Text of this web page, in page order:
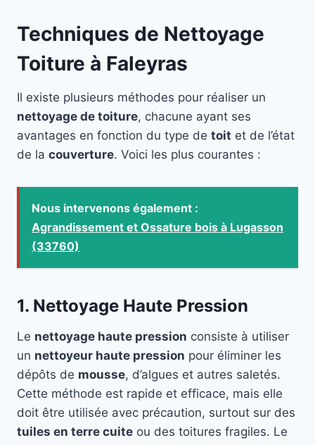
Techniques de Nettoyage
Toiture à Faleyras
Il existe plusieurs méthodes pour réaliser un
nettoyage de toiture, chacune ayant ses
avantages en fonction du type de toit et de l’état
de la couverture. Voici les plus courantes :
Nous intervenons également :
Agrandissement et Ossature bois à Lugasson
(33760)
1. Nettoyage Haute Pression
Le nettoyage haute pression consiste à utiliser
un nettoyeur haute pression pour éliminer les
dépôts de mousse, d’algues et autres saletés.
Cette méthode est rapide et efficace, mais elle
doit être utilisée avec précaution, surtout sur des
tuiles en terre cuite ou des toitures fragiles. Le